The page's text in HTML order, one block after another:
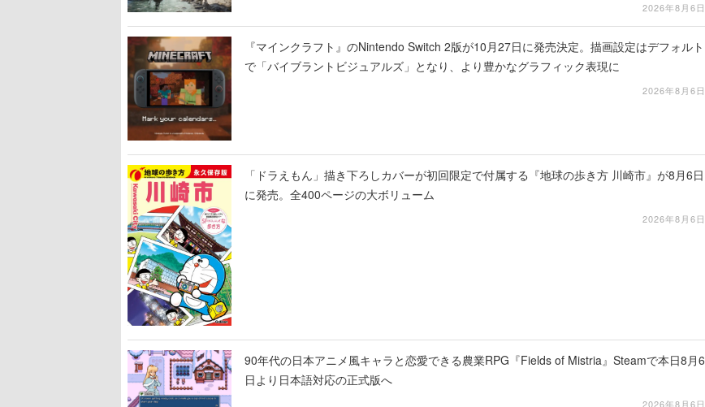
2026年8月6日
『マインクラフト』のNintendo Switch 2版が10月27日に発売決定。描画設定はデフォルト
で「バイブラントビジュアルズ」となり、より豊かなグラフィック表現に
2026年8月6日
「ドラえもん」描き下ろしカバーが初回限定で付属する『地球の歩き方 川崎市』が8月6日
に発売。全400ページの大ボリューム
2026年8月6日
90年代の日本アニメ風キャラと恋愛できる農業RPG『Fields of Mistria』Steamで本日8月6
日より日本語対応の正式版へ
2026年8月6日